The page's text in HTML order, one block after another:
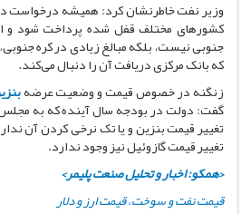
وزیر نفت خاطرنشان کرد: همیشه درخواست
کشورهای مختلف قفل شده پرداخت شود و
جنوبی نیست، بلکه مبالغ زیادی در کره
که بانک مرکزی دریافت آن را دنبال می‌کند.
زنگنه در خصوص قیمت و وضعیت عرضه
گفت: دولت در بودجه سال آینده که به مجلس
تغییر قیمت بنزین و یا تک نرخی کردن آن
تغییر قیمت گازوئیل نیز وجود ندارد.
<همکو: اخبار و تحلیل صنعت پلیمر>
قیمت نفت و سوخت،قیمت ارز و دلار